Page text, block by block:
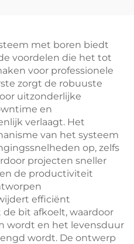
met boren biedt
voordelen die het tot
voor professionele
zorgt de robuuste
uitzonderlijke
en
verlaagt. Het
van het systeem
op, zelfs
projecten sneller
de productiviteit
efficiënt
bit afkoelt, waardoor
wordt en het levensduur
wordt. De ontwerp